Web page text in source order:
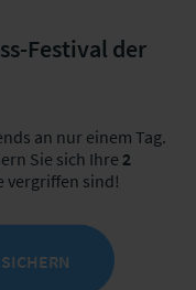
über Ihr
Festival der
an nur einem Tag.
Sie sich Ihre 2
vergriffen sind!